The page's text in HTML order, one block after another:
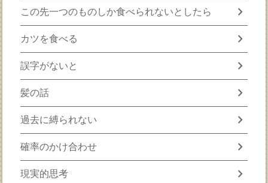
この先一つのものしか食べられないとしたら chevron_right
カツを食べる chevron_right
誤字がないと chevron_right
髪の話 chevron_right
過去に縛られない chevron_right
確率のかけ合わせ chevron_right
現実的思考 chevron_right